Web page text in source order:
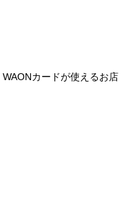
カードが使えるお店